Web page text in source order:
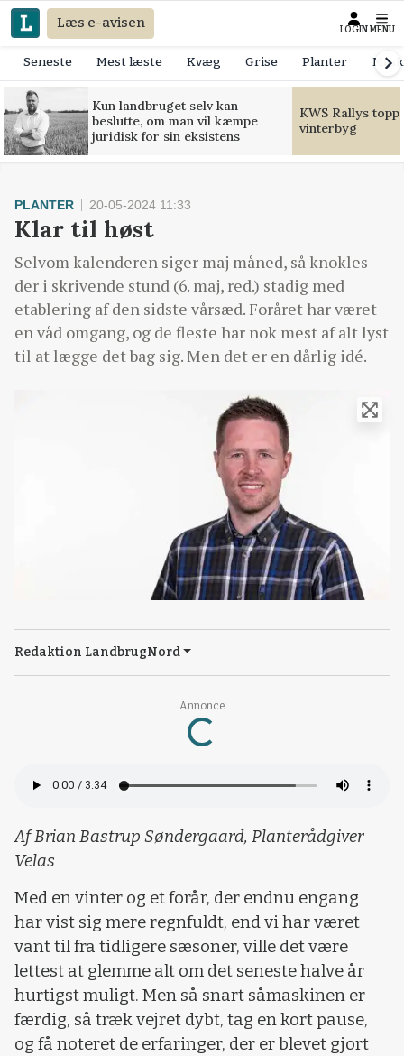
Læs e-avisen LOGIN MENU
Seneste Mest læste Kvæg Grise Planter
Kun landbruget selv kan
beslutte, om man vil kæmpe
juridisk for sin eksistens
KWS Rallys
vinterbyg
Annonce
Loading...
PLANTER 20-05-2024 11:33
Klar til høst
Selvom kalenderen siger maj måned, så knokles
der i skrivende stund (6. maj, red.) stadig med
etablering af den sidste vårsæd. Foråret har været
en våd omgang, og de fleste har nok mest af alt lyst
til at lægge det bag sig. Men det er en dårlig idé.
Redaktion LandbrugNord
Af Brian Bastrup Søndergaard, Planterådgiver
Velas
Med en vinter og et forår, der endnu engang
har vist sig mere regnfuldt, end vi har været
vant til fra tidligere sæsoner, ville det være
lettest at glemme alt om det seneste halve år
hurtigst muligt. Men så snart såmaskinen er
færdig, så træk vejret dybt, tag en kort pause,
og få noteret de erfaringer, der er blevet gjort